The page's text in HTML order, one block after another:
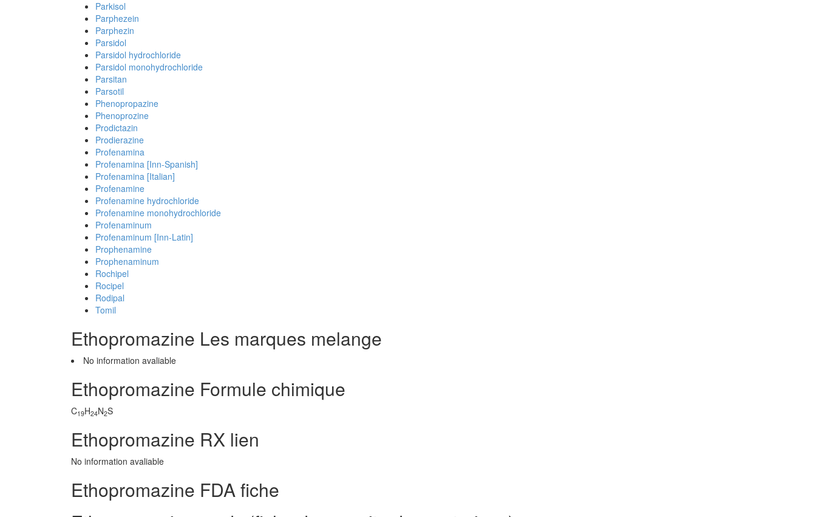
Parkisol
Parphezein
Parphezin
Parsidol
Parsidol hydrochloride
Parsidol monohydrochloride
Parsitan
Parsotil
Phenopropazine
Phenoprozine
Prodictazin
Prodierazine
Profenamina
Profenamina [Inn-Spanish]
Profenamina [Italian]
Profenamine
Profenamine hydrochloride
Profenamine monohydrochloride
Profenaminum
Profenaminum [Inn-Latin]
Prophenamine
Prophenaminum
Rochipel
Rocipel
Rodipal
Tomil
Ethopromazine Les marques melange
No information avaliable
Ethopromazine Formule chimique
C19H24N2S
Ethopromazine RX lien
No information avaliable
Ethopromazine FDA fiche